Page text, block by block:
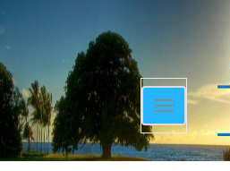
Toggle
navigation